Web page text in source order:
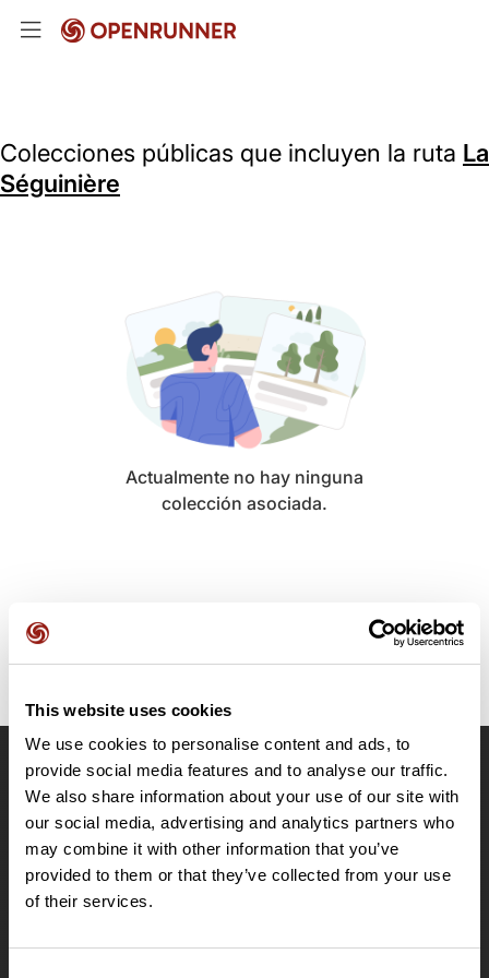
This website uses cookies
We use cookies to personalise content and ads, to
provide social media features and to analyse our traffic.
We also share information about your use of our site with
our social media, advertising and analytics partners who
may combine it with other information that you’ve
provided to them or that they’ve collected from your use
of their services.
Colecciones públicas que incluyen la ruta La
Séguinière
Actualmente no hay ninguna
colección asociada.
OpenRunner
Equipo
Empleo
A proposito
Contacto